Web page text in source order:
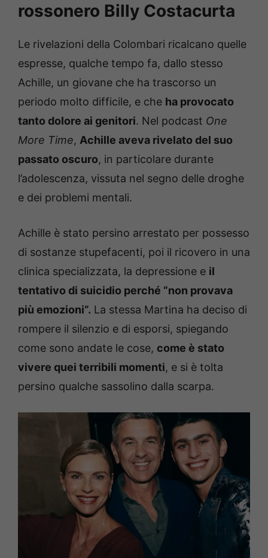
rossonero Billy Costacurta
Le rivelazioni della Colombari ricalcano quelle
espresse, qualche tempo fa, dallo stesso
Achille, un giovane che ha trascorso un
periodo molto difficile, e che ha provocato
tanto dolore ai genitori. Nel podcast One
More Time, Achille aveva rivelato del suo
passato oscuro, in particolare durante
l’adolescenza, vissuta nel segno delle droghe
e dei problemi mentali.
Achille è stato persino arrestato per possesso
di sostanze stupefacenti, poi il ricovero in una
clinica specializzata, la depressione e il
tentativo di suicidio perché “non provava
più emozioni”. La stessa Martina ha deciso di
rompere il silenzio e di esporsi, spiegando
come sono andate le cose, come è stato
vivere quei terribili momenti, e si è tolta
persino qualche sassolino dalla scarpa.